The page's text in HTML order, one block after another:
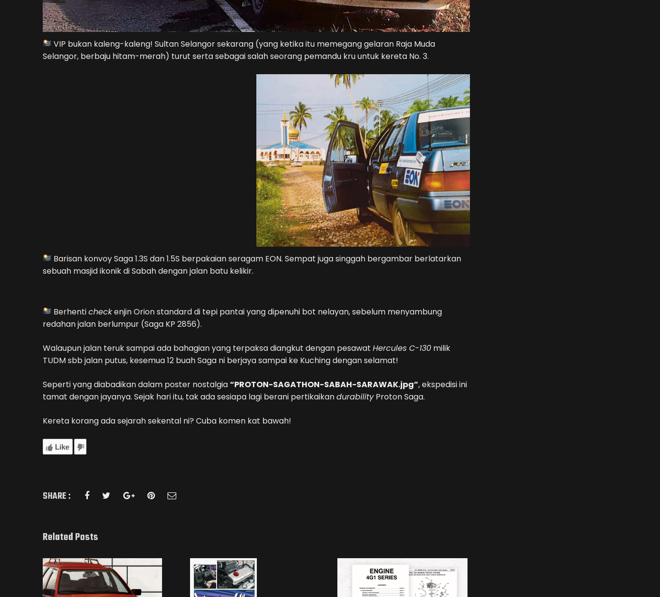
VIP bukan kaleng-kaleng! Sultan Selangor sekarang (yang ketika itu memegang gelaran Raja Muda
Selangor, berbaju hitam-merah) turut serta sebagai salah seorang pemandu kru untuk kereta No. 3.
Barisan konvoy Saga 1.3S dan 1.5S berpakaian seragam EON. Sempat juga singgah bergambar berlatarkan
sebuah masjid ikonik di Sabah dengan jalan batu kelikir.
Berhenticheckenjin Orion standard di tepi pantai yang dipenuhi bot nelayan, sebelum menyambung
redahan jalan berlumpur (Saga KP 2856).
Walaupun jalan teruk sampai ada bahagian yang terpaksa diangkut dengan pesawat Hercules C-130 milik
TUDM sbb jalan putus, kesemua 12 buah Saga ni berjaya sampai ke Kuching dengan selamat!
Seperti yang diabadikan dalam poster nostalgia“PROTON-SAGATHON-SABAH-SARAWAK.jpg”, ekspedisi ini
tamat dengan jayanya. Sejak hari itu, tak ada sesiapa lagi berani pertikaikandurabilityProton Saga.
Kereta korang ada sejarah sekental ni? Cuba komen kat bawah!
Like
SHARE :
Related Posts